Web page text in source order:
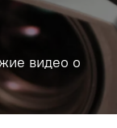
видео о